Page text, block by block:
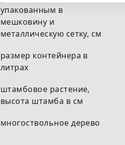
упакованным в
мешковину и
металлическую сетку, см
размер контейнера в
литрах
штамбовое растение,
высота штамба в см
многоствольное дерево